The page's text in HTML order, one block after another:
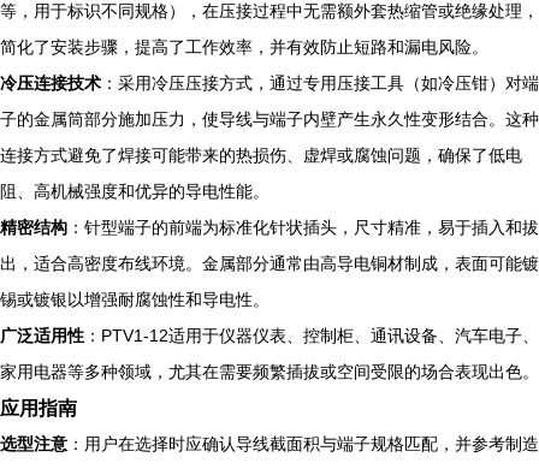
等，用于标识不同规格），在压接过程中无需额外套热缩管或绝缘处理，
简化了安装步骤，提高了工作效率，并有效防止短路和漏电风险。
冷压连接技术 ：采用冷压压接方式，通过专用压接工具（如冷压钳）对端
子的金属筒部分施加压力，使导线与端子内壁产生永久性变形结合。这种
连接方式避免了焊接可能带来的热损伤、虚焊或腐蚀问题，确保了低电
阻、高机械强度和优异的导电性能。
精密结构 ：针型端子的前端为标准化针状插头，尺寸精准，易于插入和拔
出，适合高密度布线环境。金属部分通常由高导电铜材制成，表面可能镀
锡或镀银以增强耐腐蚀性和导电性。
广泛适用性 ：PTV1-12适用于仪器仪表、控制柜、通讯设备、汽车电子、
家用电器等多种领域，尤其在需要频繁插拔或空间受限的场合表现出色。
应用指南
选型注意 ：用户在选择时应确认导线截面积与端子规格匹配，并参考制造